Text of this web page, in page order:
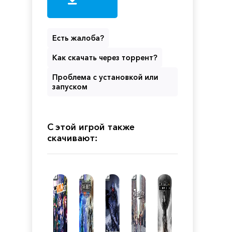
Есть жалоба?
Как скачать через торрент?
Проблема с установкой или
запуском
С этой игрой также
скачивают: